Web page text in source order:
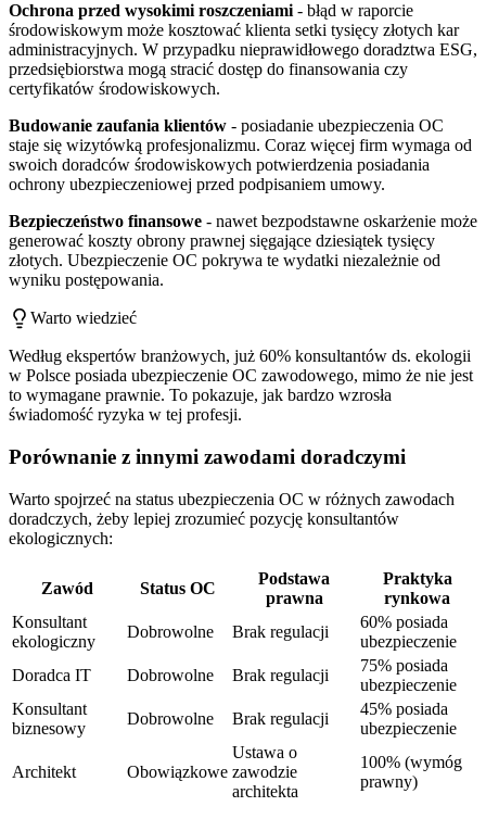
Ochrona przed wysokimi roszczeniami - błąd w raporcie
środowiskowym może kosztować klienta setki tysięcy złotych kar
administracyjnych. W przypadku nieprawidłowego doradztwa ESG,
przedsiębiorstwa mogą stracić dostęp do finansowania czy
certyfikatów środowiskowych.
Budowanie zaufania klientów - posiadanie ubezpieczenia OC
staje się wizytówką profesjonalizmu. Coraz więcej firm wymaga od
swoich doradców środowiskowych potwierdzenia posiadania
ochrony ubezpieczeniowej przed podpisaniem umowy.
Bezpieczeństwo finansowe - nawet bezpodstawne oskarżenie może
generować koszty obrony prawnej sięgające dziesiątek tysięcy
złotych. Ubezpieczenie OC pokrywa te wydatki niezależnie od
wyniku postępowania.
Warto wiedzieć
Według ekspertów branżowych, już 60% konsultantów ds. ekologii
w Polsce posiada ubezpieczenie OC zawodowego, mimo że nie jest
to wymagane prawnie. To pokazuje, jak bardzo wzrosła
świadomość ryzyka w tej profesji.
Porównanie z innymi zawodami doradczymi
Warto spojrzeć na status ubezpieczenia OC w różnych zawodach
doradczych, żeby lepiej zrozumieć pozycję konsultantów
ekologicznych:
Zawód Status OC
Podstawa
prawna
Praktyka
rynkowa
Konsultant
ekologiczny
Dobrowolne Brak regulacji
60% posiada
ubezpieczenie
Doradca IT
Dobrowolne Brak regulacji
75% posiada
ubezpieczenie
Konsultant
biznesowy
Dobrowolne Brak regulacji
45% posiada
ubezpieczenie
Architekt Obowiązkowe
Ustawa o
zawodzie
architekta
100% (wymóg
prawny)